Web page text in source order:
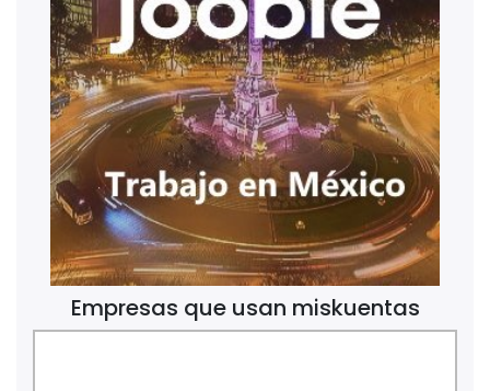
Empresas que usan miskuentas